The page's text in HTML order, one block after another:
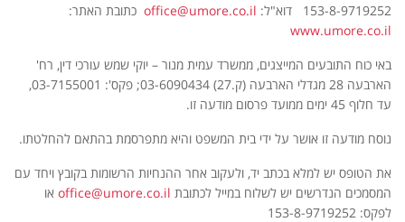
153-8-9719252 דוא"ל:
office@umore.co.il כתובת האתר:
www.umore.co.il
באי כוח התובעים המייצגים, ממשרד עמית מנור – יוקי שמש עורכי דין, רח'
הארבעה 28 מגדלי הארבעה (ק.27) 03-6090434; פקס': 03-7155001,
עד חלוף 45 ימים ממועד פרסום מודעה זו.
נוסח מודעה זו אושר על ידי בית המשפט והיא מתפרסמת בהתאם להחלטתו.
את הטופס יש למלא בכתב יד, ולעקוב אחר ההנחיות הרשומות בקובץ ויחד עם
המסמכים הנדרשים יש לשלוח במייל לכתובת office@umore.co.il או
לפקס: 153-8-9719252